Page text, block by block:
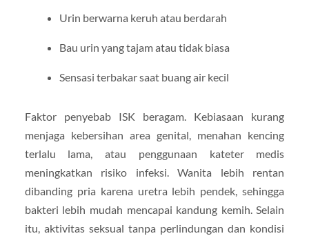
Urin berwarna keruh atau berdarah
Bau urin yang tajam atau tidak biasa
Sensasi terbakar saat buang air kecil
Faktor penyebab ISK beragam. Kebiasaan kurang
menjaga kebersihan area genital, menahan kencing
terlalu lama, atau penggunaan kateter medis
meningkatkan risiko infeksi. Wanita lebih rentan
dibanding pria karena uretra lebih pendek, sehingga
bakteri lebih mudah mencapai kandung kemih. Selain
itu, aktivitas seksual tanpa perlindungan dan kondisi